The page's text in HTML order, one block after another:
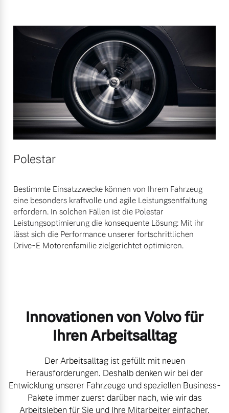
Polestar
Bestimmte Einsatzzwecke können von Ihrem Fahrzeug
eine besonders kraftvolle und agile Leistungsentfaltung
erfordern. In solchen Fällen ist die Polestar
Leistungsoptimierung die konsequente Lösung: Mit ihr
lässt sich die Performance unserer fortschrittlichen
Drive-E Motorenfamilie zielgerichtet optimieren.
Innovationen von Volvo für
Ihren Arbeitsalltag
Der Arbeitsalltag ist gefüllt mit neuen
Herausforderungen. Deshalb denken wir bei der
Entwicklung unserer Fahrzeuge und speziellen Business-
Pakete immer zuerst darüber nach, wie wir das
Arbeitsleben für Sie und Ihre Mitarbeiter einfacher,